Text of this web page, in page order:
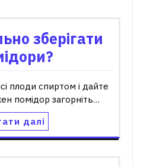
зберігати
плоди спиртом і дайте
помідор загорніть…
далі